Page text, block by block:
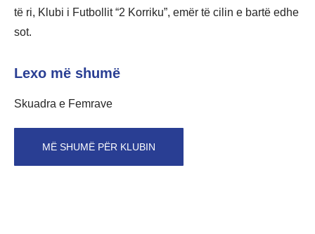
të ri, Klubi i Futbollit “2 Korriku”, emër të cilin e bartë edhe
sot.
Lexo më shumë
Skuadra e Femrave
MË SHUMË PËR KLUBIN